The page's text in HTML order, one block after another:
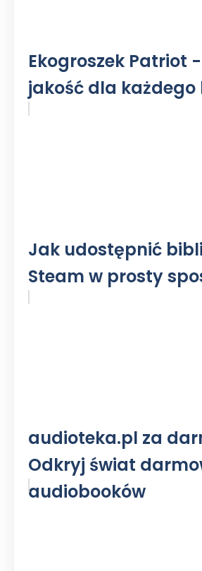
Ekogroszek Patriot
jakość dla każdego
Jak udostępnić
Steam w prosty
audioteka.pl za
Odkryj świat
audiobooków